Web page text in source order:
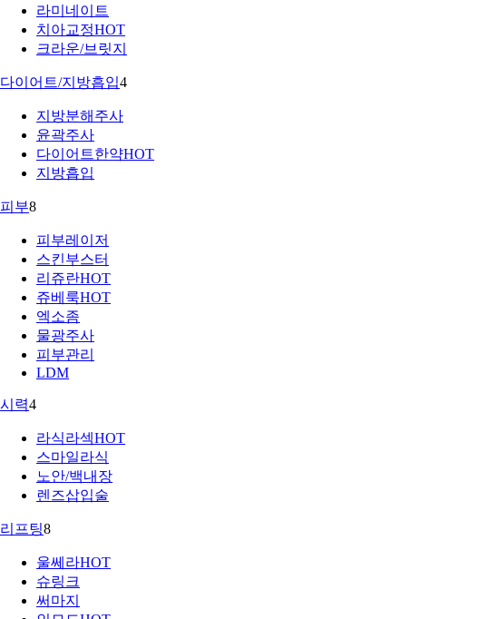
라미네이트
치아교정HOT
크라운/브릿지
다이어트/지방흡입4
지방분해주사
윤곽주사
다이어트한약HOT
지방흡입
피부8
피부레이저
스킨부스터
리쥬란HOT
쥬베룩HOT
엑소좀
물광주사
피부관리
LDM
시력4
라식라섹HOT
스마일라식
노안/백내장
렌즈삽입술
리프팅8
울쎄라HOT
슈링크
써마지